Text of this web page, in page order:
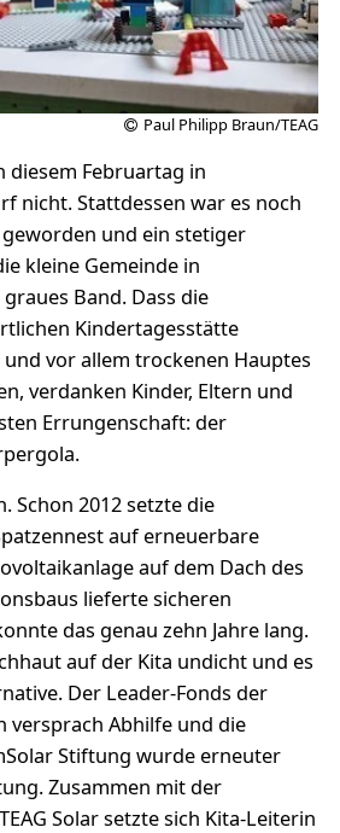
Paul Philipp Braun/TEAG
diesem Februartag in
nicht. Stattdessen war es noch
und ein stetiger
kleine Gemeinde in
Band. Dass die
Kindertagesstätte
vor allem trockenen Hauptes
verdanken Kinder, Eltern und
Errungenschaft: der
Schon 2012 setzte die
auf erneuerbare
auf dem Dach des
lieferte sicheren
das genau zehn Jahre lang.
auf der Kita undicht und es
Der Leader-Fonds der
versprach Abhilfe und die
Stiftung wurde erneuter
Zusammen mit der
Solar setzte sich Kita-Leiterin